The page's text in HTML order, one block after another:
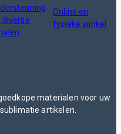
diverse
Online en
fysieke winkel
materialen voor uw
artikelen.